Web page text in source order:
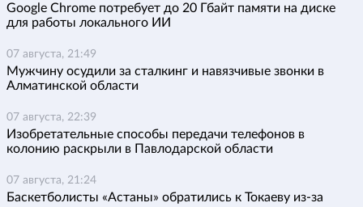
Google Chrome потребует до 20 Гбайт памяти на диске
для работы локального ИИ
07 августа, 21:49
Мужчину осудили за сталкинг и навязчивые звонки в
Алматинской области
07 августа, 22:39
Изобретательные способы передачи телефонов в
колонию раскрыли в Павлодарской области
07 августа, 21:24
Баскетболисты «Астаны» обратились к Токаеву из-за